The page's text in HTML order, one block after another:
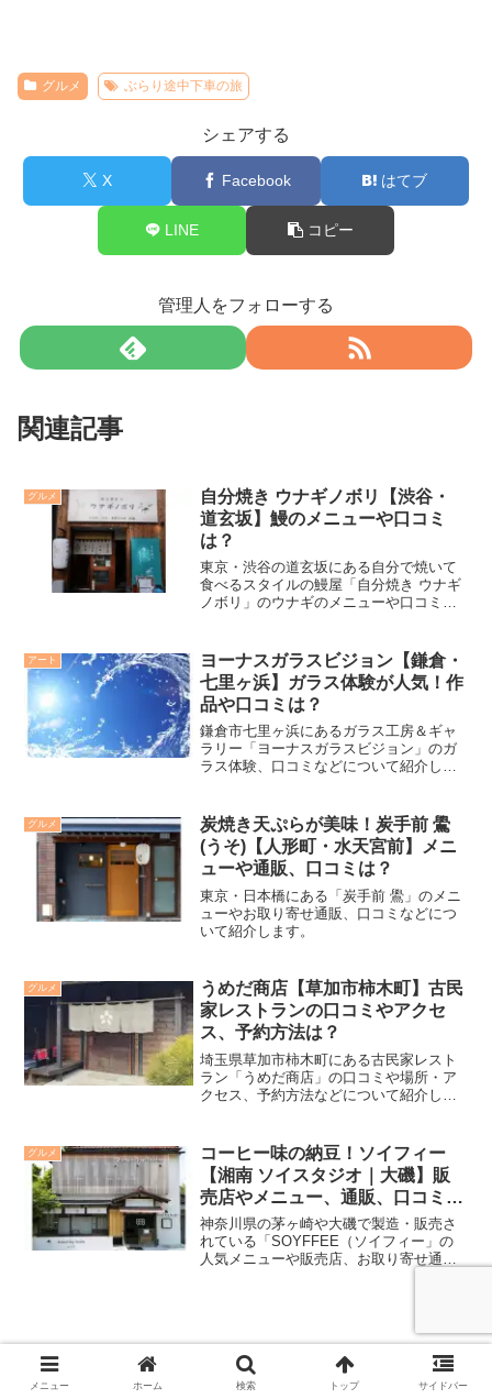
グルメ ぶらり途中下車の旅
シェアする
X Facebook はてブ
LINE コピー
管理人をフォローする
関連記事
グルメ
自分焼き ウナギノボリ【渋谷・
道玄坂】鰻のメニューや口コミ
は？
東京・渋谷の道玄坂にある自分で焼いて
食べるスタイルの鰻屋「自分焼き ウナギ
ノボリ」のウナギのメニューや口コミや
アート
ヨーナスガラスビジョン【鎌倉・
七里ヶ浜】ガラス体験が人気！作
品や口コミは？
鎌倉市七里ヶ浜にあるガラス工房＆ギャ
ラリー「ヨーナスガラスビジョン」のガ
ラス体験、口コミなどについて紹介しま
グルメ
炭焼き天ぷらが美味！炭手前 鷽
(うそ)【人形町・水天宮前】メニ
ューや通販、口コミは？
東京・日本橋にある「炭手前 鷽」のメニ
ューやお取り寄せ通販、口コミなどにつ
いて紹介します。
グルメ
うめだ商店【草加市柿木町】古民
家レストランの口コミやアクセ
ス、予約方法は？
埼玉県草加市柿木町にある古民家レスト
ラン「うめだ商店」の口コミや場所・ア
クセス、予約方法などについて紹介しま
た。
グルメ
コーヒー味の納豆！ソイフィー
【湘南 ソイスタジオ｜大磯】販
売店やメニュー、通販、口コミ
は？
神奈川県の茅ヶ崎や大磯で製造・販売さ
れている「SOYFFEE（ソイフィー」の
人気メニューや販売店、お取り寄せ通
matamata(マタマタ)【東京・湯島】口コ
メニュー ホーム 検索 トップ サイドバー